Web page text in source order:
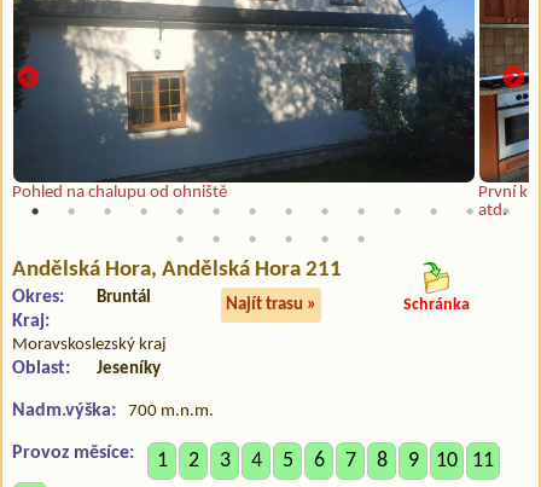
Pohled na chalupu od ohniště
První
atd.
Andělská Hora, Andělská Hora 211
Najít trasu »
Okres: Bruntál
Kraj:
Moravskoslezský kraj
Oblast: Jeseníky
Nadm.výška: 700 m.n.m.
Schránka
Provoz měsíce: 1 2 3 4 5 6 7 8 9 10
11